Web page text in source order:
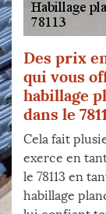
Des prix
qui vous
habillage
dans le
Cela fait
exerce en
le 78113 en
habillage